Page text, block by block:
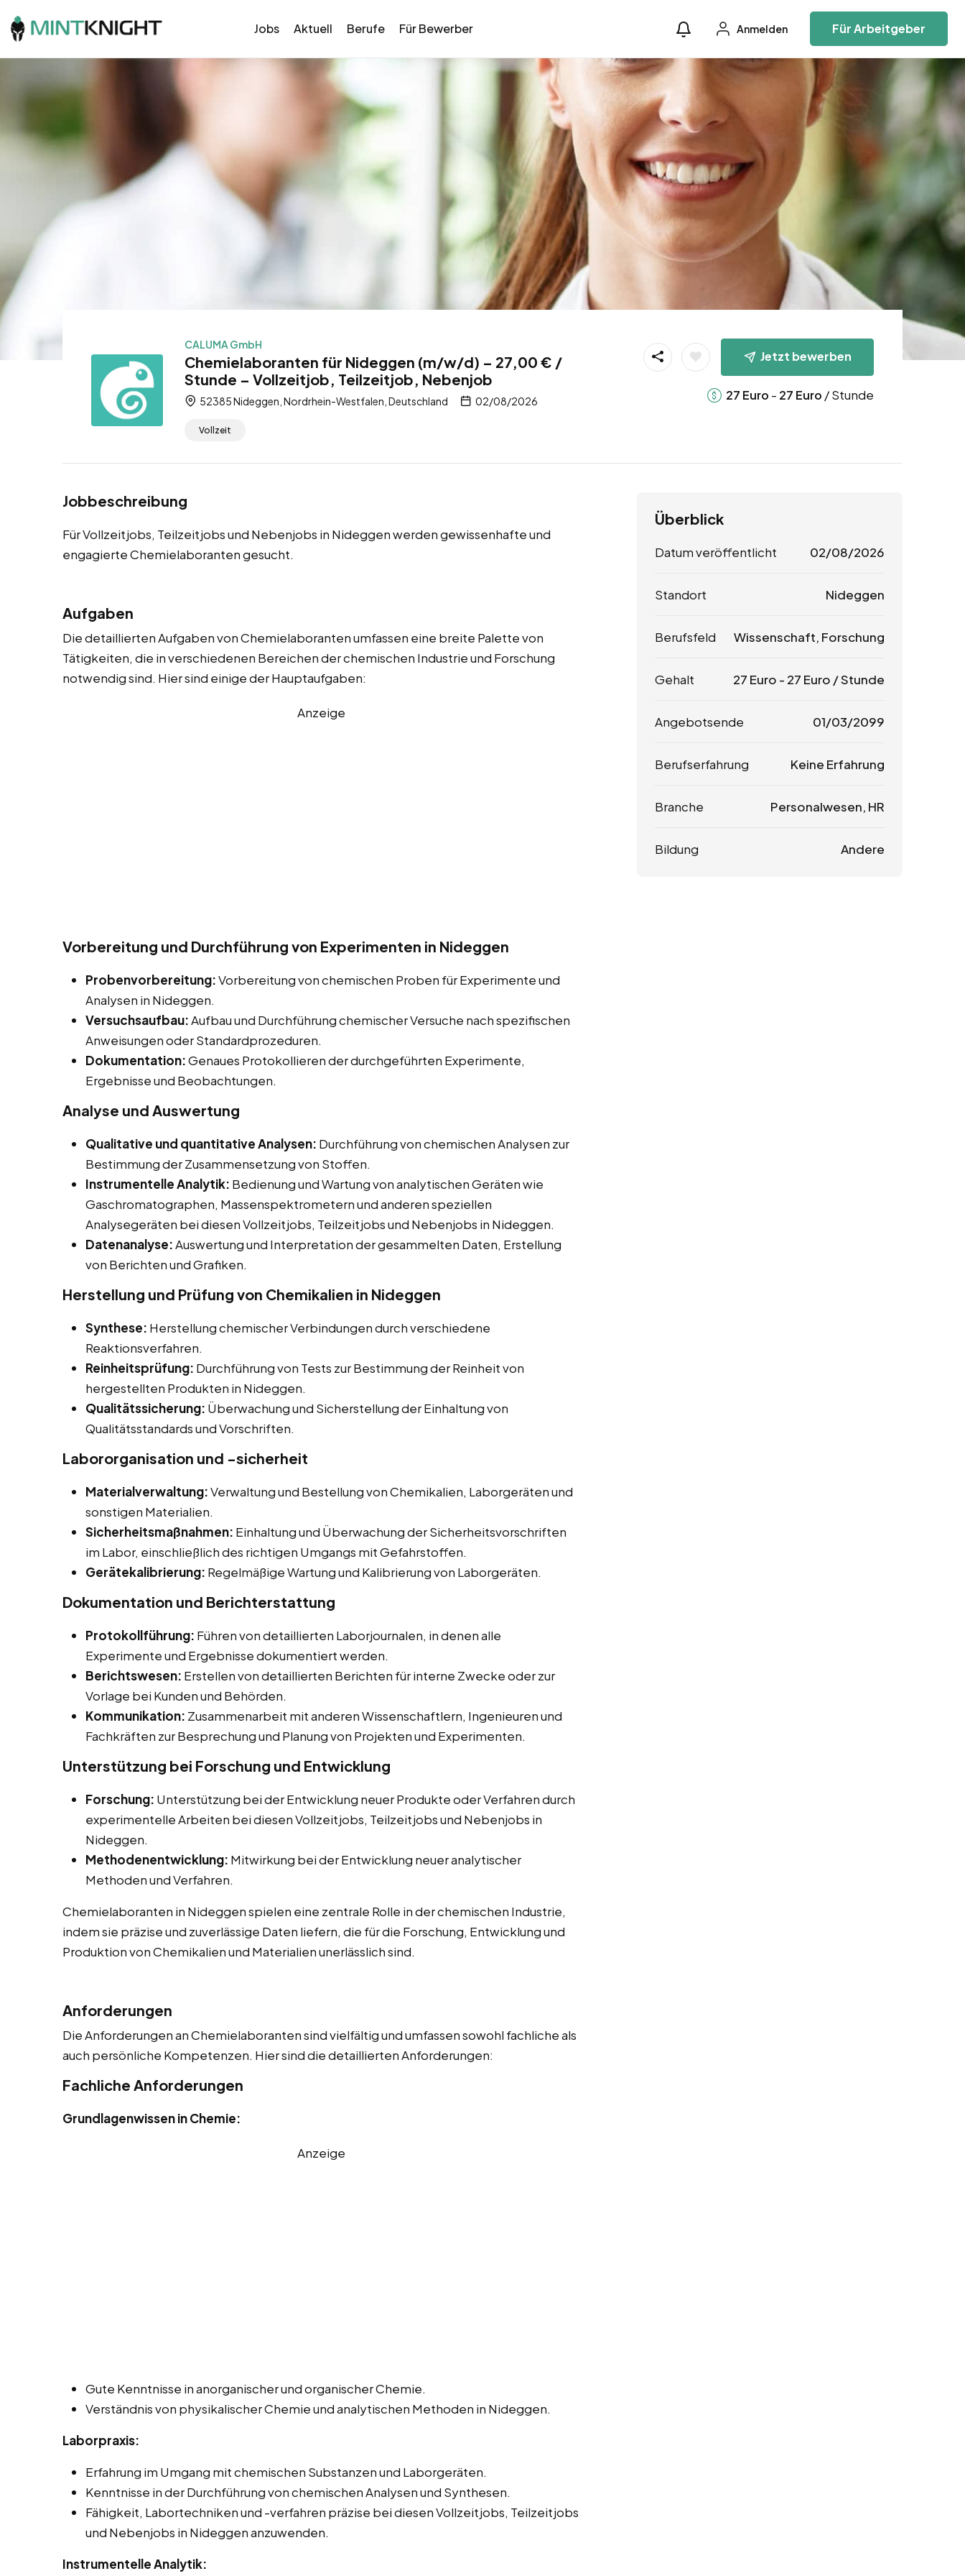
Jobs Aktuell Berufe Für Bewerber Anmelden Für Arbeitgeber
CALUMA GmbH
Chemielaboranten für Nideggen (m/w/d) – 27,00 € /
Stunde – Vollzeitjob, Teilzeitjob, Nebenjob
52385 Nideggen, Nordrhein-Westfalen, Deutschland 02/08/2026
Vollzeit
Jetzt bewerben
27 Euro - 27 Euro / Stunde
Jobbeschreibung
Für Vollzeitjobs, Teilzeitjobs und Nebenjobs in Nideggen werden gewissenhafte und
engagierte Chemielaboranten gesucht.
Aufgaben
Die detaillierten Aufgaben von Chemielaboranten umfassen eine breite Palette von
Tätigkeiten, die in verschiedenen Bereichen der chemischen Industrie und Forschung
notwendig sind. Hier sind einige der Hauptaufgaben:
Anzeige
Vorbereitung und Durchführung von Experimenten in Nideggen
Probenvorbereitung:Vorbereitung von chemischen Proben für Experimente und
Analysen in Nideggen.
Versuchsaufbau:Aufbau und Durchführung chemischer Versuche nach spezifischen
Anweisungen oder Standardprozeduren.
Dokumentation:Genaues Protokollieren der durchgeführten Experimente,
Ergebnisse und Beobachtungen.
Analyse und Auswertung
Qualitative und quantitative Analysen: Durchführung von chemischen Analysen zur
Bestimmung der Zusammensetzung von Stoffen.
Instrumentelle Analytik: Bedienung und Wartung von analytischen Geräten wie
Gaschromatographen, Massenspektrometern und anderen speziellen
Analysegeräten bei diesen Vollzeitjobs, Teilzeitjobs und Nebenjobs in Nideggen.
Datenanalyse:Auswertung und Interpretation der gesammelten Daten, Erstellung
von Berichten und Grafiken.
Herstellung und Prüfung von Chemikalien in Nideggen
Synthese: Herstellung chemischer Verbindungen durch verschiedene
Reaktionsverfahren.
Reinheitsprüfung: Durchführung von Tests zur Bestimmung der Reinheit von
hergestellten Produkten in Nideggen.
Qualitätssicherung: Überwachung und Sicherstellung der Einhaltung von
Qualitätsstandards und Vorschriften.
Labororganisation und -sicherheit
Materialverwaltung:Verwaltung und Bestellung von Chemikalien, Laborgeräten und
sonstigen Materialien.
Sicherheitsmaßnahmen: Einhaltung und Überwachung der Sicherheitsvorschriften
im Labor, einschließlich des richtigen Umgangs mit Gefahrstoffen.
Gerätekalibrierung: Regelmäßige Wartung und Kalibrierung von Laborgeräten.
Dokumentation und Berichterstattung
Protokollführung: Führen von detaillierten Laborjournalen, in denen alle
Experimente und Ergebnisse dokumentiert werden.
Berichtswesen: Erstellen von detaillierten Berichten für interne Zwecke oder zur
Vorlage bei Kunden und Behörden.
Kommunikation: Zusammenarbeit mit anderen Wissenschaftlern, Ingenieuren und
Fachkräften zur Besprechung und Planung von Projekten und Experimenten.
Unterstützung bei Forschung und Entwicklung
Forschung: Unterstützung bei der Entwicklung neuer Produkte oder Verfahren durch
experimentelle Arbeiten bei diesen Vollzeitjobs, Teilzeitjobs und Nebenjobs in
Nideggen.
Methodenentwicklung: Mitwirkung bei der Entwicklung neuer analytischer
Methoden und Verfahren.
Chemielaboranten in Nideggen spielen eine zentrale Rolle in der chemischen Industrie,
indem sie präzise und zuverlässige Daten liefern, die für die Forschung, Entwicklung und
Produktion von Chemikalien und Materialien unerlässlich sind.
Anforderungen
Die Anforderungen an Chemielaboranten sind vielfältig und umfassen sowohl fachliche als
auch persönliche Kompetenzen. Hier sind die detaillierten Anforderungen:
Fachliche Anforderungen
Grundlagenwissen in Chemie:
Anzeige
Gute Kenntnisse in anorganischer und organischer Chemie.
Verständnis von physikalischer Chemie und analytischen Methoden in Nideggen.
Laborpraxis:
Erfahrung im Umgang mit chemischen Substanzen und Laborgeräten.
Kenntnisse in der Durchführung von chemischen Analysen und Synthesen.
Fähigkeit, Labortechniken und -verfahren präzise bei diesen Vollzeitjobs, Teilzeitjobs
und Nebenjobs in Nideggen anzuwenden.
Instrumentelle Analytik:
Überblick
Datum veröffentlicht 02/08/2026
Standort Nideggen
Berufsfeld Wissenschaft, Forschung
Gehalt 27 Euro - 27 Euro / Stunde
Angebotsende 01/03/2099
Berufserfahrung Keine Erfahrung
Branche Personalwesen, HR
Bildung Andere